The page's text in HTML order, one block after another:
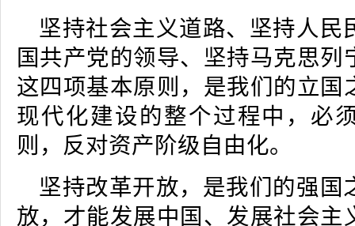
坚持社会主义道路、坚持人民
国共产党的领导、坚持马克思列
这四项基本原则，是我们的立国
现代化建设的整个过程中，必
则，反对资产阶级自由化。
坚持改革开放，是我们的强国
放，才能发展中国、发展社会主